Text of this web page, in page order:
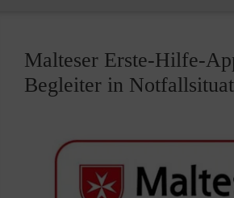
Malteser Erste-Hilfe-
Begleiter in